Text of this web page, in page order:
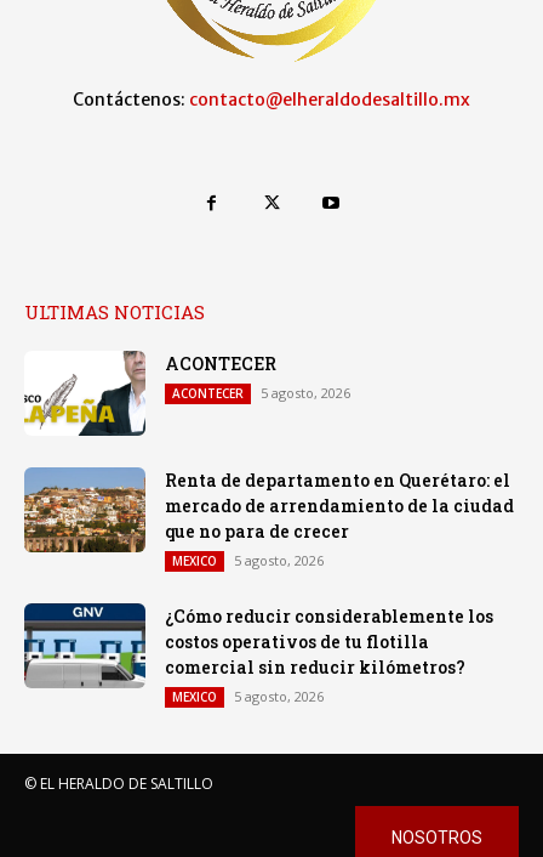
Contáctenos: contacto@elheraldodesaltillo.mx
ULTIMAS NOTICIAS
ACONTECER
ACONTECER 5 agosto, 2026
Renta de departamento en Querétaro: el
mercado de arrendamiento de la ciudad
que no para de crecer
MEXICO 5 agosto, 2026
¿Cómo reducir considerablemente los
costos operativos de tu flotilla
comercial sin reducir kilómetros?
MEXICO 5 agosto, 2026
© EL HERALDO DE SALTILLO
NOSOTROS